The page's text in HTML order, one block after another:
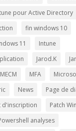
pour Active Directory
fin windows 10
11
Intune
Jarod.K
MECM MFA
News
Page de
d'inscription
Patch
analyses